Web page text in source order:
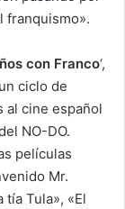
franquismo».
con Franco‘,
ciclo de
al cine español
NO-DO.
películas
Mr.
tía Tula», «El